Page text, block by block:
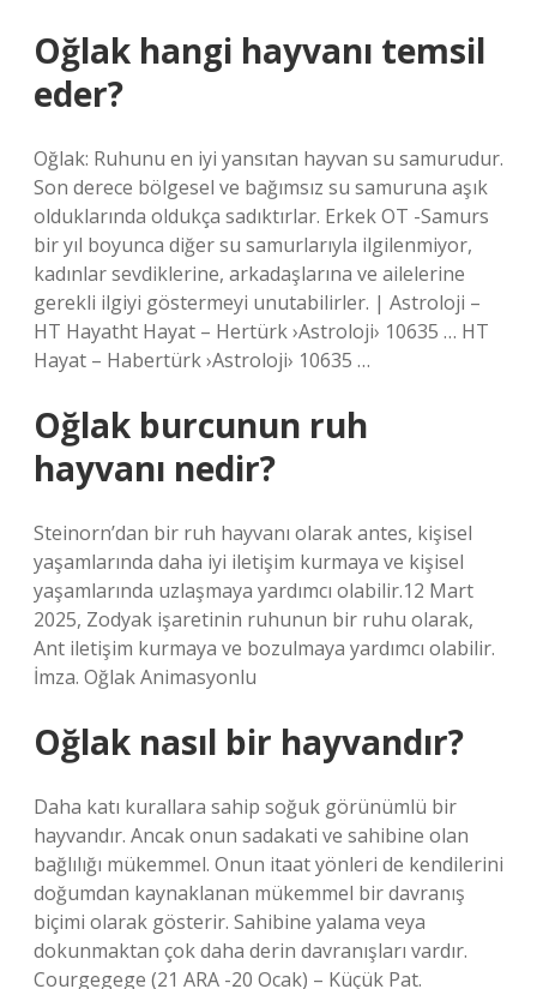
Oğlak hangi hayvanı temsil
eder?
Oğlak: Ruhunu en iyi yansıtan hayvan su samurudur.
Son derece bölgesel ve bağımsız su samuruna aşık
olduklarında oldukça sadıktırlar. Erkek OT -Samurs
bir yıl boyunca diğer su samurlarıyla ilgilenmiyor,
kadınlar sevdiklerine, arkadaşlarına ve ailelerine
gerekli ilgiyi göstermeyi unutabilirler. | Astroloji –
HT Hayatht Hayat – Hertürk ›Astroloji› 10635 … HT
Hayat – Habertürk ›Astroloji› 10635 …
Oğlak burcunun ruh
hayvanı nedir?
Steinorn’dan bir ruh hayvanı olarak antes, kişisel
yaşamlarında daha iyi iletişim kurmaya ve kişisel
yaşamlarında uzlaşmaya yardımcı olabilir.12 Mart
2025, Zodyak işaretinin ruhunun bir ruhu olarak,
Ant iletişim kurmaya ve bozulmaya yardımcı olabilir.
İmza. Oğlak Animasyonlu
Oğlak nasıl bir hayvandır?
Daha katı kurallara sahip soğuk görünümlü bir
hayvandır. Ancak onun sadakati ve sahibine olan
bağlılığı mükemmel. Onun itaat yönleri de kendilerini
doğumdan kaynaklanan mükemmel bir davranış
biçimi olarak gösterir. Sahibine yalama veya
dokunmaktan çok daha derin davranışları vardır.
Courgegege (21 ARA -20 Ocak) – Küçük Pat.